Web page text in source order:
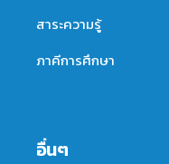
สาระความรู้
ภาคีการศึกษา
อื่นๆ